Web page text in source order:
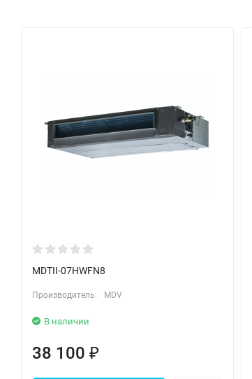
MDTII-07HWFN8
Производитель: MDV
В наличии
38 100 ₽